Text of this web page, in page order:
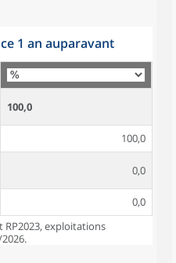
1 an auparavant
100,0
100,0
0,0
0,0
RP2023, exploitations